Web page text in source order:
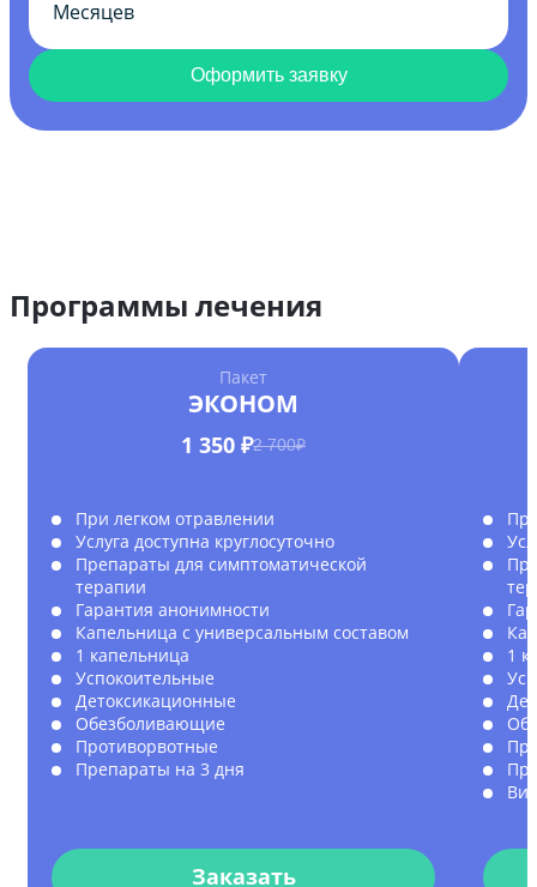
Месяцев
Оформить заявку
Программы лечения
Пакет
ЭКОНОМ
1 350 ₽2 700₽
При легком отравлении
Услуга доступна круглосуточно
Препараты для симптоматической
терапии
Гарантия анонимности
Капельница с универсальным составом
1 капельница
Успокоительные
Детоксикационные
Обезболивающие
Противорвотные
Препараты на 3 дня
Заказать
1